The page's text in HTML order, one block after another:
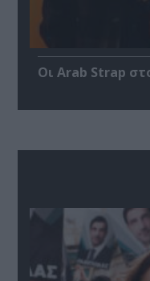
Οι Arab Strap